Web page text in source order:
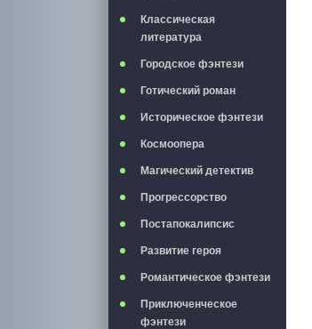
Классическая
литература
Городское фэнтези
Готический роман
Историческое фэнтези
Космоопера
Магический детектив
Прогрессорство
Постапокалипсис
Развитие героя
Романтическое фэнтези
Приключенческое
фэнтези